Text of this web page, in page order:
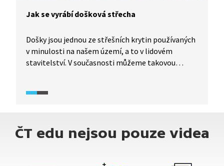
Jak se vyrábí došková střecha
Došky jsou jednou ze střešních krytin používaných
v minulosti na našem území, a to v lidovém
stavitelství. V současnosti můžeme takovou
je cca 20 let. V ukázce se můžete podívat, jak se
ČT edu nejsou pouze videa